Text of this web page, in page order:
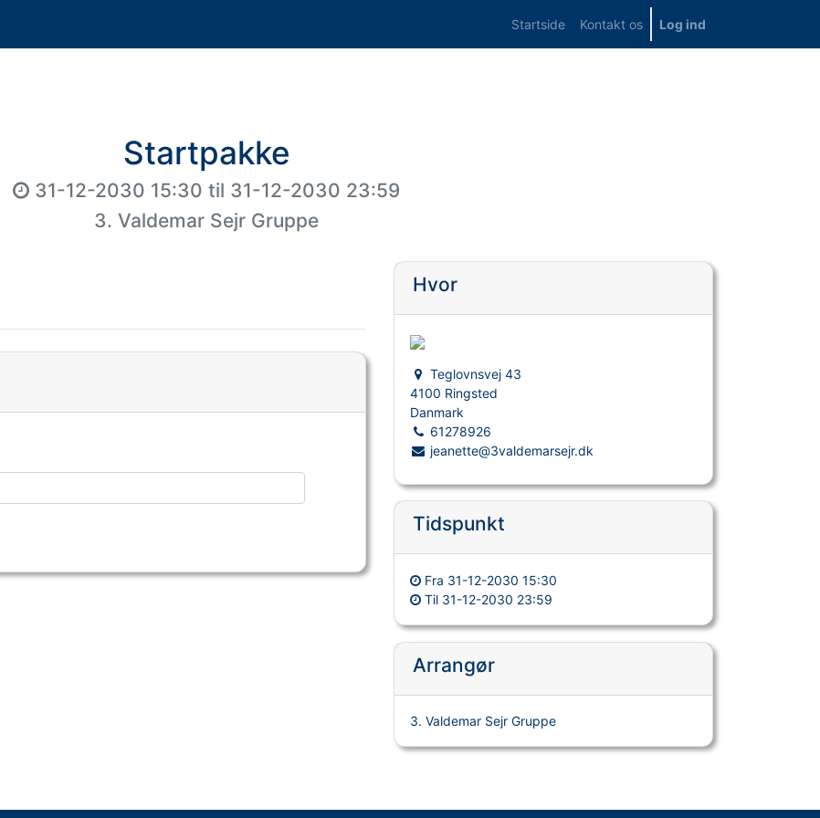
Startside Kontakt os Log ind
Startpakke
31-12-2030 15:30 til 31-12-2030 23:59
3. Valdemar Sejr Gruppe
Hvor
Teglovnsvej 43
4100 Ringsted
Danmark
61278926
jeanette@3valdemarsejr.dk
Tidspunkt
Fra 31-12-2030 15:30
Til 31-12-2030 23:59
Arrangør
3. Valdemar Sejr Gruppe